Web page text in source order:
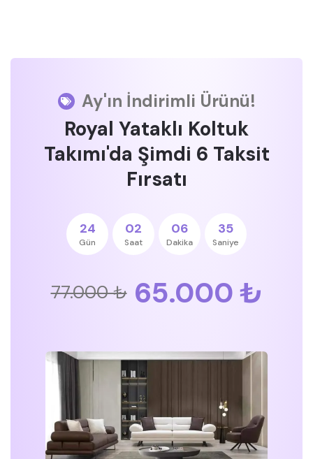
Ay'ın İndirimli Ürünü!
Royal Yataklı Koltuk
Takımı'da Şimdi 6 Taksit
Fırsatı
24
Gün
02
Saat
06
Dakika
35
Saniye
77.000 ₺ 65.000 ₺